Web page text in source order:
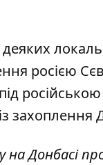
росією
захоплення
Донбасі